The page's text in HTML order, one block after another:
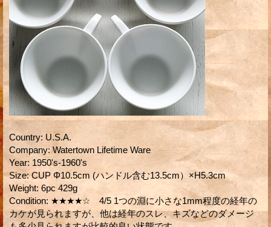
Country: U.S.A.
Company: Watertown Lifetime Ware
Year: 1950's-1960's
Size: CUP Φ10.5cm (ハンドル含む13.5cm）×H5.3cm
Weight: 6pc 429g
Condition: ★★★★☆ 4/5 1つの淵に小さな1mm程度の経年の
カケが見られますが、他は経年のスレ、キズなどのダメージ